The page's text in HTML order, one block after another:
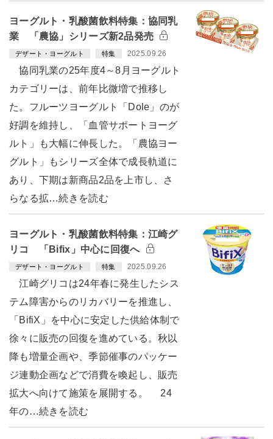
ヨーグルト・乳酸菌飲料特集：協同乳
業 「農協」シリーズ新2品発売
デザート・ヨーグルト 特集 2025.09.26
協同乳業の25年度4～8月ヨーグルト
カテゴリーは、前年比微増で推移し
た。フルーツヨーグルト「Dole」のが
好調を維持し、「血管サポートヨーグ
ルト」も大幅に伸長した。「農協ヨー
グルト」もシリーズ全体で成長軌道に
あり、下期は新商品2品を上市し、さ
らなる拡…続きを読む
ヨーグルト・乳酸菌飲料特集：江崎グ
リコ 「Bifix」中心に回復へ
デザート・ヨーグルト 特集 2025.09.26
江崎グリコは24年春に発生したシス
テム障害からのリカバリーを推進し、
「BifiX」を中心に安定した供給体制で
徐々に販売の回復を進めている。秋以
降も増量企画や、季節催事のパッケー
ジ連動企画などで消費を喚起し、販売
拡大へ向けて施策を展開する。 24
年の…続きを読む